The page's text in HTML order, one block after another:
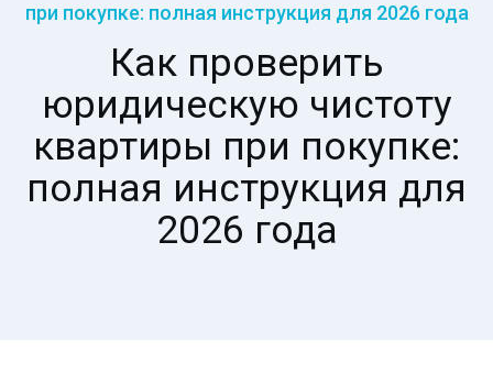
при покупке: полная инструкция для 2026 года
Как проверить
юридическую чистоту
квартиры при покупке:
полная инструкция для
2026 года